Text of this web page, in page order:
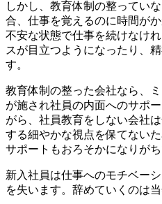
しかし、教育体制の整ってい
合、仕事を覚えるのに時間が
不安な状態で仕事を続けなけ
スが目立つようになったり、
す。
教育体制の整った会社なら、
が施され社員の内面へのサポ
がら、社員教育をしない会社
する細やかな視点を保てない
サポートもおろそかになりがち
新入社員は仕事へのモチベー
を失います。辞めていくのは